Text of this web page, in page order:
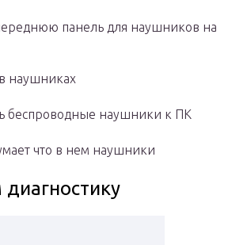
панель для наушников на
наушниках
беспроводные наушники к ПК
что в нем наушники